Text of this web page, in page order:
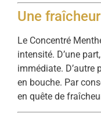
Une
Le Concentré
intensité. D’une
immédiate. D’autre
en bouche. Par
en quête de